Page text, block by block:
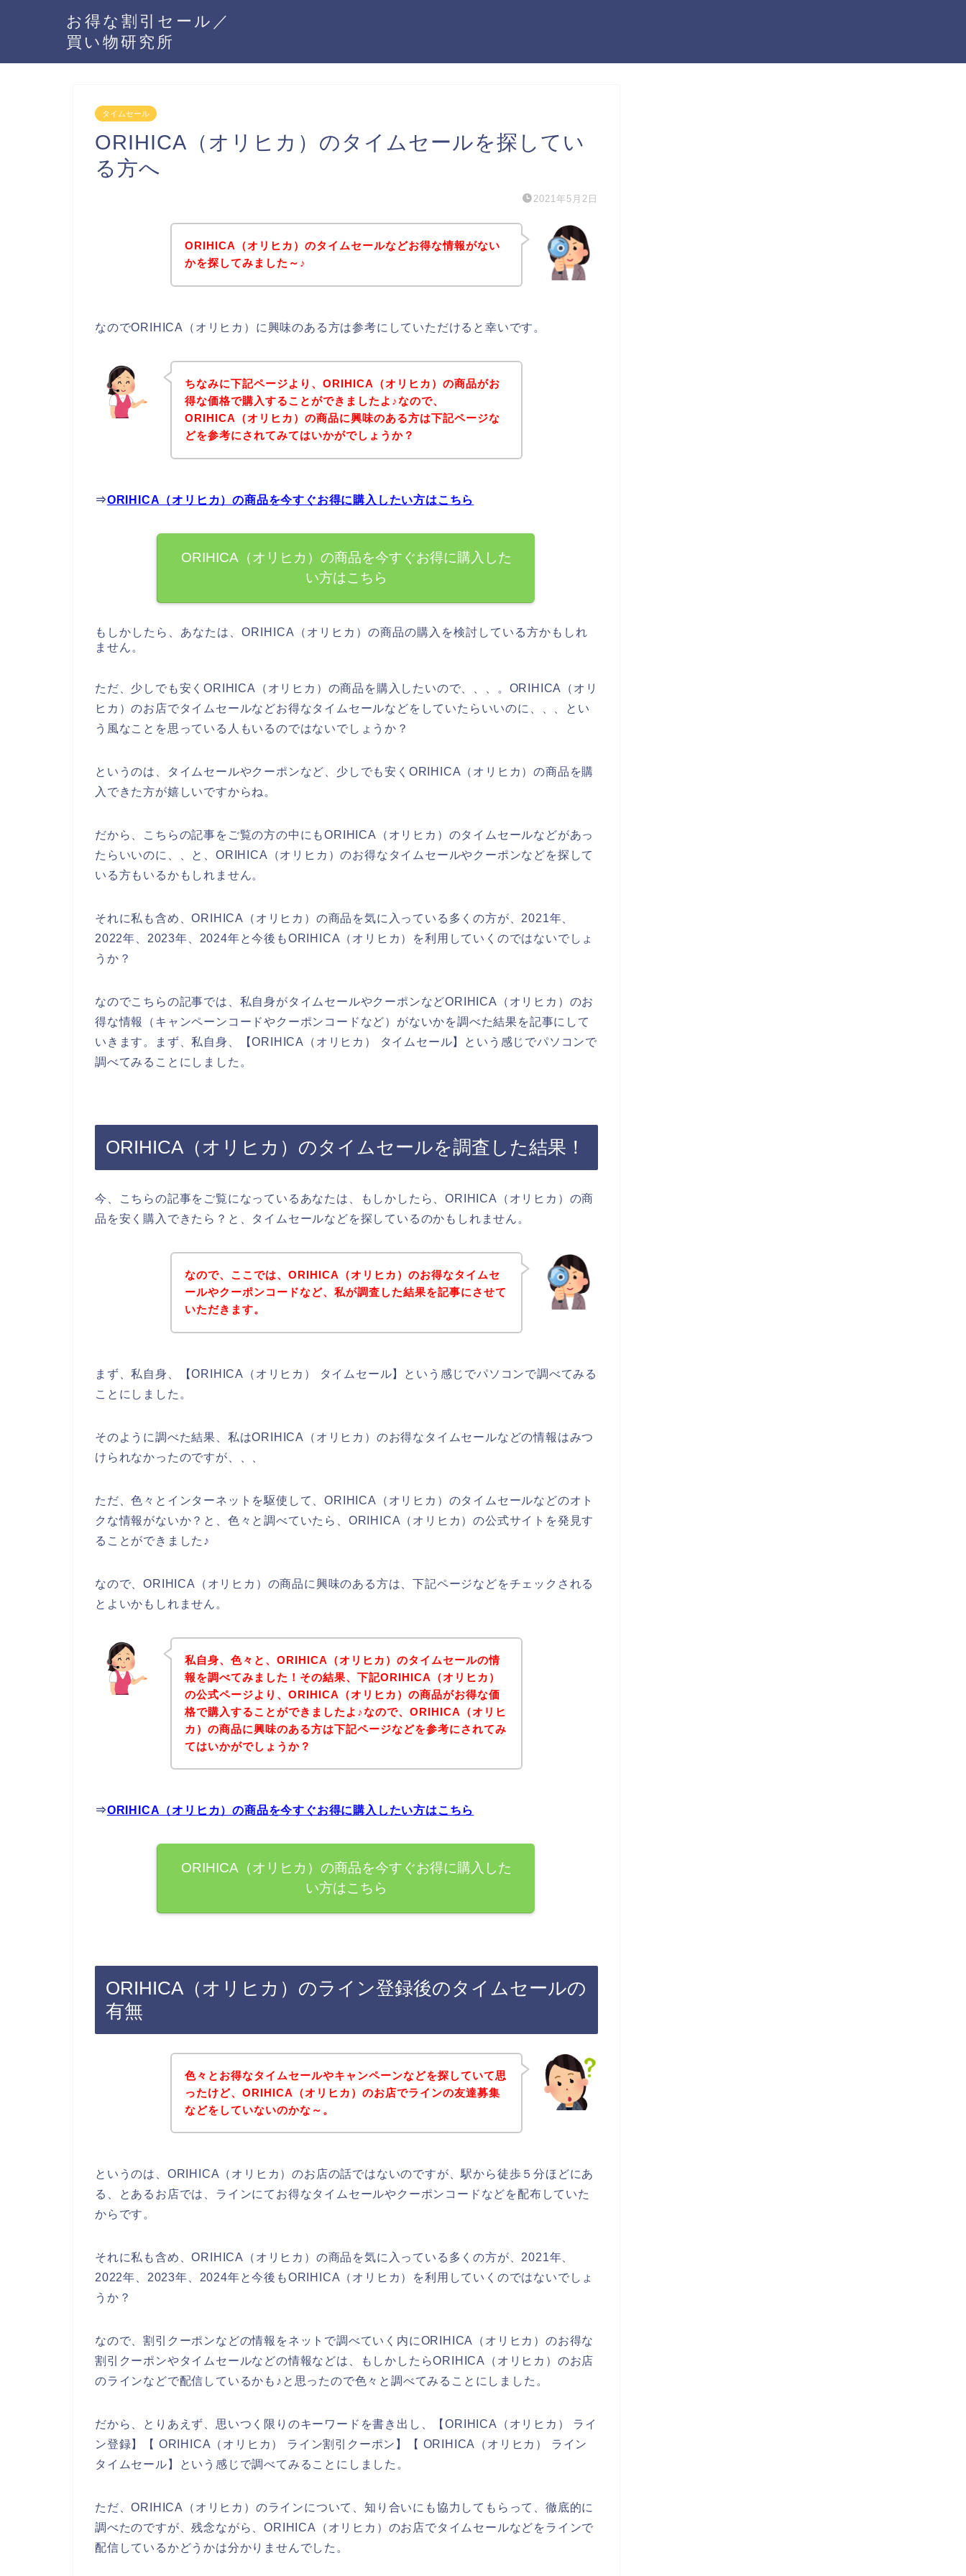
お得な割引セール／
買い物研究所
タイムセール
ORIHICA（オリヒカ）のタイムセールを探してい
る方へ
2021年5月2日
ORIHICA（オリヒカ）のタイムセールなどお得な情報がない
かを探してみました～♪
なのでORIHICA（オリヒカ）に興味のある方は参考にしていただけると幸いです。
ちなみに下記ページより、ORIHICA（オリヒカ）の商品がお
得な価格で購入することができましたよ♪なので、
ORIHICA（オリヒカ）の商品に興味のある方は下記ページな
どを参考にされてみてはいかがでしょうか？
⇒ORIHICA（オリヒカ）の商品を今すぐお得に購入したい方はこちら
ORIHICA（オリヒカ）の商品を今すぐお得に購入した
い方はこちら
もしかしたら、あなたは、ORIHICA（オリヒカ）の商品の購入を検討している方かもしれ
ません。
ただ、少しでも安くORIHICA（オリヒカ）の商品を購入したいので、、、。ORIHICA（オリ
ヒカ）のお店でタイムセールなどお得なタイムセールなどをしていたらいいのに、、、とい
う風なことを思っている人もいるのではないでしょうか？
というのは、タイムセールやクーポンなど、少しでも安くORIHICA（オリヒカ）の商品を購
入できた方が嬉しいですからね。
だから、こちらの記事をご覧の方の中にもORIHICA（オリヒカ）のタイムセールなどがあっ
たらいいのに、、と、ORIHICA（オリヒカ）のお得なタイムセールやクーポンなどを探して
いる方もいるかもしれません。
それに私も含め、ORIHICA（オリヒカ）の商品を気に入っている多くの方が、2021年、
2022年、2023年、2024年と今後もORIHICA（オリヒカ）を利用していくのではないでしょ
うか？
なのでこちらの記事では、私自身がタイムセールやクーポンなどORIHICA（オリヒカ）のお
得な情報（キャンペーンコードやクーポンコードなど）がないかを調べた結果を記事にして
いきます。まず、私自身、【ORIHICA（オリヒカ） タイムセール】という感じでパソコンで
調べてみることにしました。
ORIHICA（オリヒカ）のタイムセールを調査した結果！
今、こちらの記事をご覧になっているあなたは、もしかしたら、ORIHICA（オリヒカ）の商
品を安く購入できたら？と、タイムセールなどを探しているのかもしれません。
なので、ここでは、ORIHICA（オリヒカ）のお得なタイムセ
ールやクーポンコードなど、私が調査した結果を記事にさせて
いただきます。
まず、私自身、【ORIHICA（オリヒカ） タイムセール】という感じでパソコンで調べてみる
ことにしました。
そのように調べた結果、私はORIHICA（オリヒカ）のお得なタイムセールなどの情報はみつ
けられなかったのですが、、、
ただ、色々とインターネットを駆使して、ORIHICA（オリヒカ）のタイムセールなどのオト
クな情報がないか？と、色々と調べていたら、ORIHICA（オリヒカ）の公式サイトを発見す
ることができました♪
なので、ORIHICA（オリヒカ）の商品に興味のある方は、下記ページなどをチェックされる
とよいかもしれません。
私自身、色々と、ORIHICA（オリヒカ）のタイムセールの情
報を調べてみました！その結果、下記ORIHICA（オリヒカ）
の公式ページより、ORIHICA（オリヒカ）の商品がお得な価
格で購入することができましたよ♪なので、ORIHICA（オリヒ
カ）の商品に興味のある方は下記ページなどを参考にされてみ
てはいかがでしょうか？
⇒ORIHICA（オリヒカ）の商品を今すぐお得に購入したい方はこちら
ORIHICA（オリヒカ）の商品を今すぐお得に購入した
い方はこちら
ORIHICA（オリヒカ）のライン登録後のタイムセールの
有無
色々とお得なタイムセールやキャンペーンなどを探していて思
ったけど、ORIHICA（オリヒカ）のお店でラインの友達募集
などをしていないのかな～。
というのは、ORIHICA（オリヒカ）のお店の話ではないのですが、駅から徒歩５分ほどにあ
る、とあるお店では、ラインにてお得なタイムセールやクーポンコードなどを配布していた
からです。
それに私も含め、ORIHICA（オリヒカ）の商品を気に入っている多くの方が、2021年、
2022年、2023年、2024年と今後もORIHICA（オリヒカ）を利用していくのではないでしょ
うか？
なので、割引クーポンなどの情報をネットで調べていく内にORIHICA（オリヒカ）のお得な
割引クーポンやタイムセールなどの情報などは、もしかしたらORIHICA（オリヒカ）のお店
のラインなどで配信しているかも♪と思ったので色々と調べてみることにしました。
だから、とりあえず、思いつく限りのキーワードを書き出し、【ORIHICA（オリヒカ） ライ
ン登録】【 ORIHICA（オリヒカ） ライン割引クーポン】【 ORIHICA（オリヒカ） ライン
タイムセール】という感じで調べてみることにしました。
ただ、ORIHICA（オリヒカ）のラインについて、知り合いにも協力してもらって、徹底的に
調べたのですが、残念ながら、ORIHICA（オリヒカ）のお店でタイムセールなどをラインで
配信しているかどうかは分かりませんでした。